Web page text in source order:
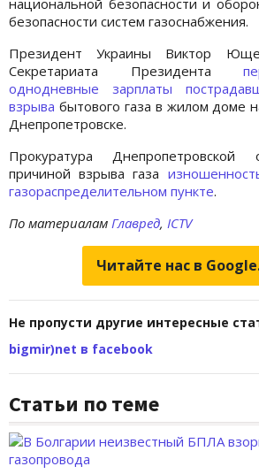
национальной безопасности и
безопасности систем газоснабжения.
Президент Украины Виктор
Секретариата Президента
однодневные зарплаты
взрыва бытового газа в жилом доме
Днепропетровске.
Прокуратура Днепропетровской
причиной взрыва газа
газораспределительном пункте.
По материалам Главред, ICTV
Читайте нас в
Не пропусти другие интересные
bigmir)net в facebook
Статьи по теме